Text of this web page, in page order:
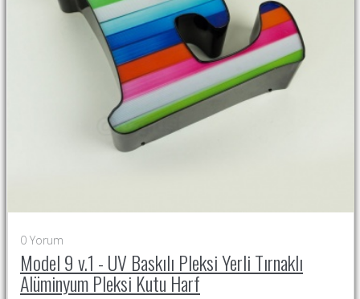
0 Yorum
Model 9 v.1 - UV Baskılı Pleksi Yerli Tırnaklı
Alüminyum Pleksi Kutu Harf